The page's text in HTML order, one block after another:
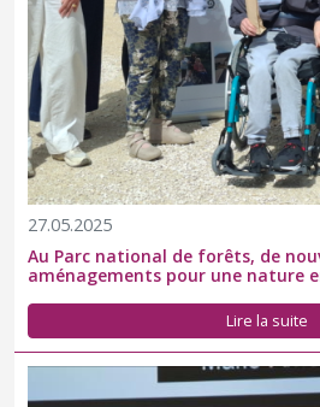
27.05.2025
Au Parc national de forêts, de
aménagements pour une nature
Lire la suite